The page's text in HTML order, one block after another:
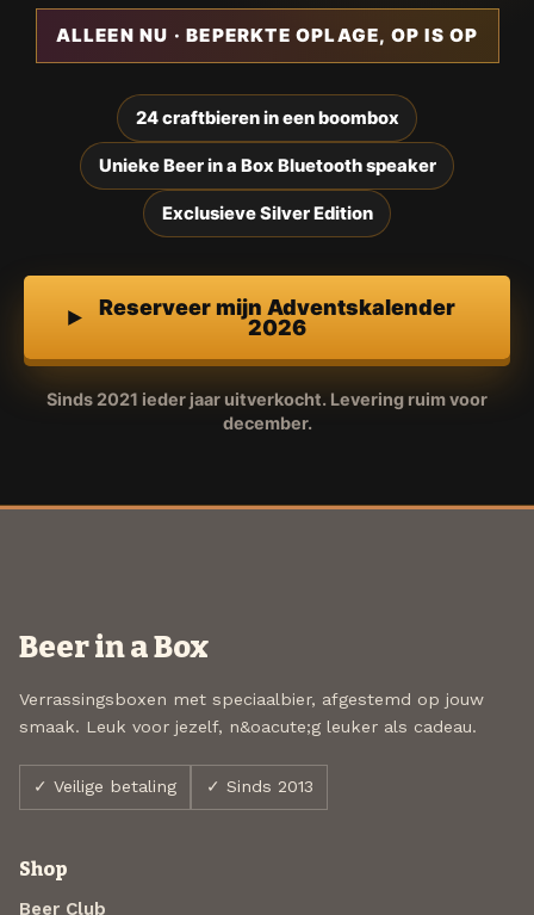
ALLEEN NU · BEPERKTE OPLAGE, OP IS OP
24 craftbieren in een boombox
Unieke Beer in a Box Bluetooth speaker
Exclusieve Silver Edition
Reserveer mijn Adventskalender
2026
Sinds 2021 ieder jaar uitverkocht. Levering ruim voor
december.
Beer in a Box
Verrassingsboxen met speciaalbier, afgestemd op jouw
smaak. Leuk voor jezelf, n&oacute;g leuker als cadeau.
✓ Veilige betaling ✓ Sinds 2013
Shop
Beer Club